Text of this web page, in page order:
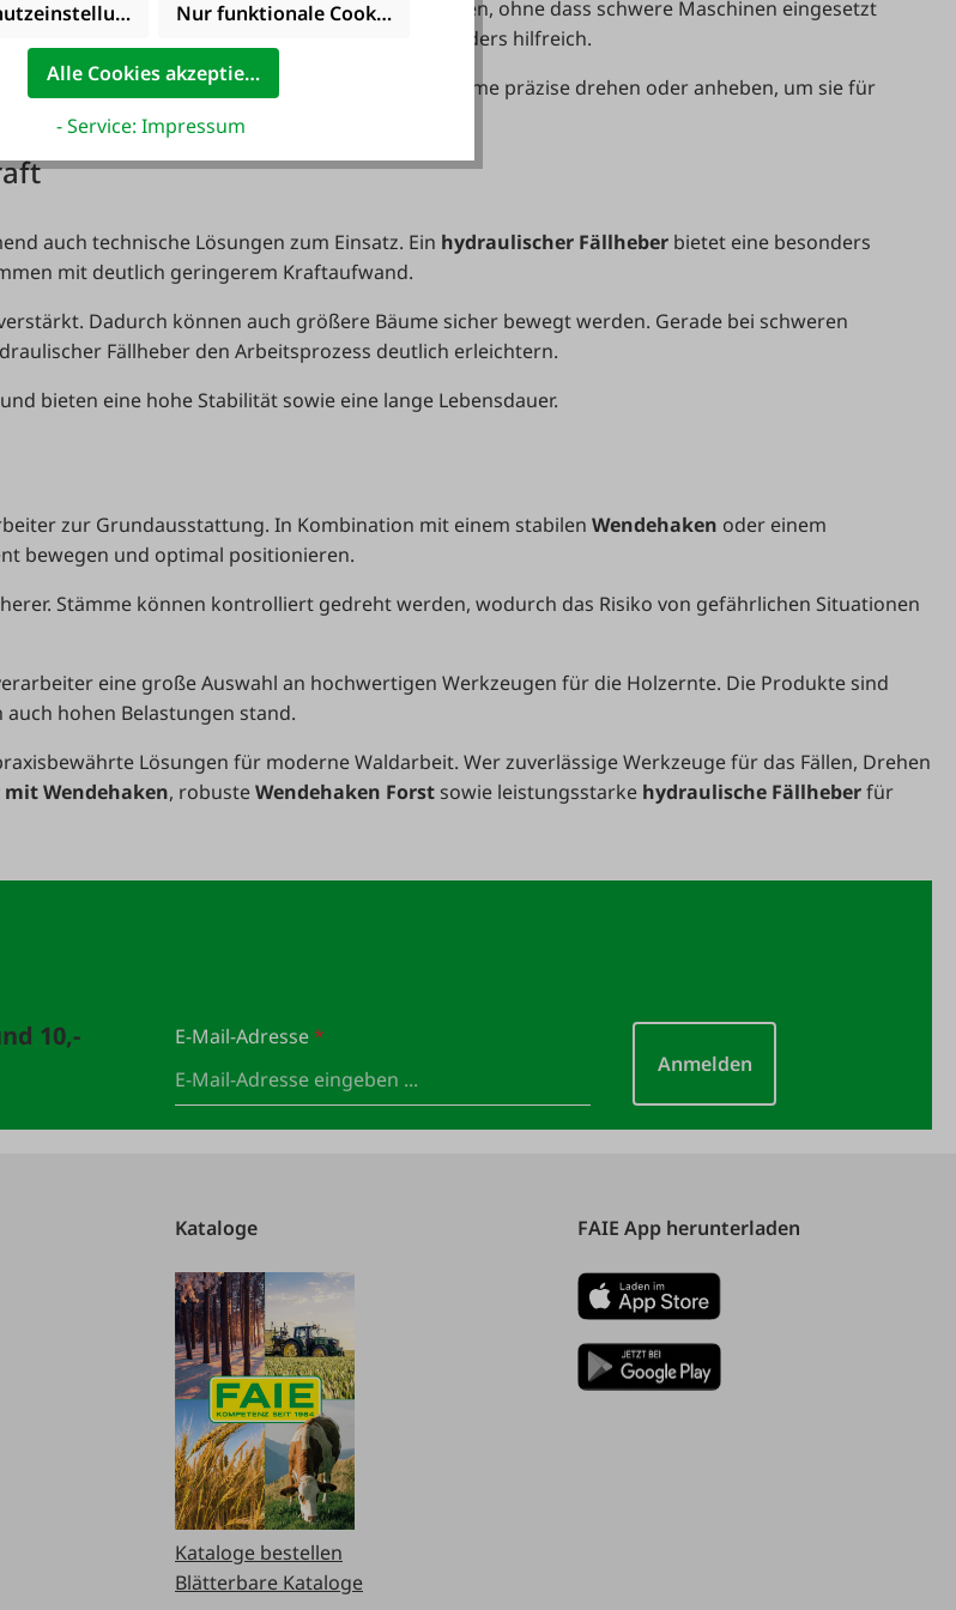
Dadurch können Stämme leichter bewegt werden, ohne dass schwere Maschinen eingesetzt
Holzerntearbeiten ist dieses Werkzeug besonders hilfreich.
sorgt für sicheren Halt. Dadurch lassen sich Stämme präzise drehen oder anheben, um sie für
auch technische Lösungen zum Einsatz. Ein hydraulischer Fällheber bietet eine besonders
mit deutlich geringerem Kraftaufwand.
Dadurch können auch größere Bäume sicher bewegt werden. Gerade bei schweren
Fällheber den Arbeitsprozess deutlich erleichtern.
bieten eine hohe Stabilität sowie eine lange Lebensdauer.
zur Grundausstattung. In Kombination mit einem stabilen Wendehaken oder einem
bewegen und optimal positionieren.
Stämme können kontrolliert gedreht werden, wodurch das Risiko von gefährlichen Situationen
eine große Auswahl an hochwertigen Werkzeugen für die Holzernte. Die Produkte sind
hohen Belastungen stand.
Lösungen für moderne Waldarbeit. Wer zuverlässige Werkzeuge für das Fällen, Drehen
mit Wendehaken, robusteWendehaken Forst sowie leistungsstarke hydraulische Fällheberfür
10,-
E-Mail-Adresse*
Anmelden
Kataloge
Kataloge bestellen
Blätterbare Kataloge
FAIE App herunterladen
Nur funktionale Cookies akzeptieren
Alle Cookies akzeptieren
- Service: Impressum